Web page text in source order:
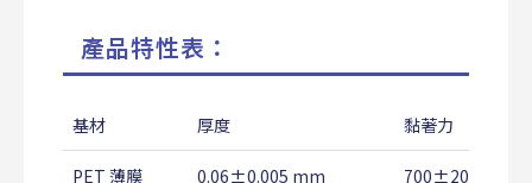
產品特性表：
基材 厚度 黏著力
PET 薄膜 0.06±0.005 mm 700±200 g/